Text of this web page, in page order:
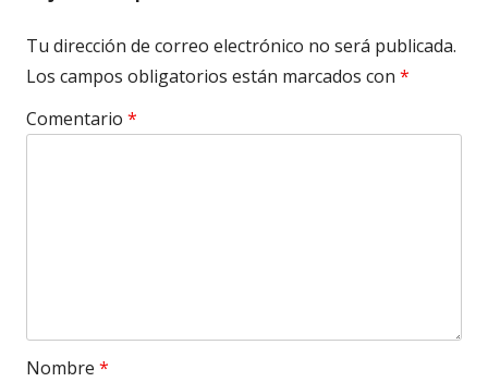
Tu dirección de correo electrónico no será publicada.
Los campos obligatorios están marcados con *
Comentario *
Nombre *